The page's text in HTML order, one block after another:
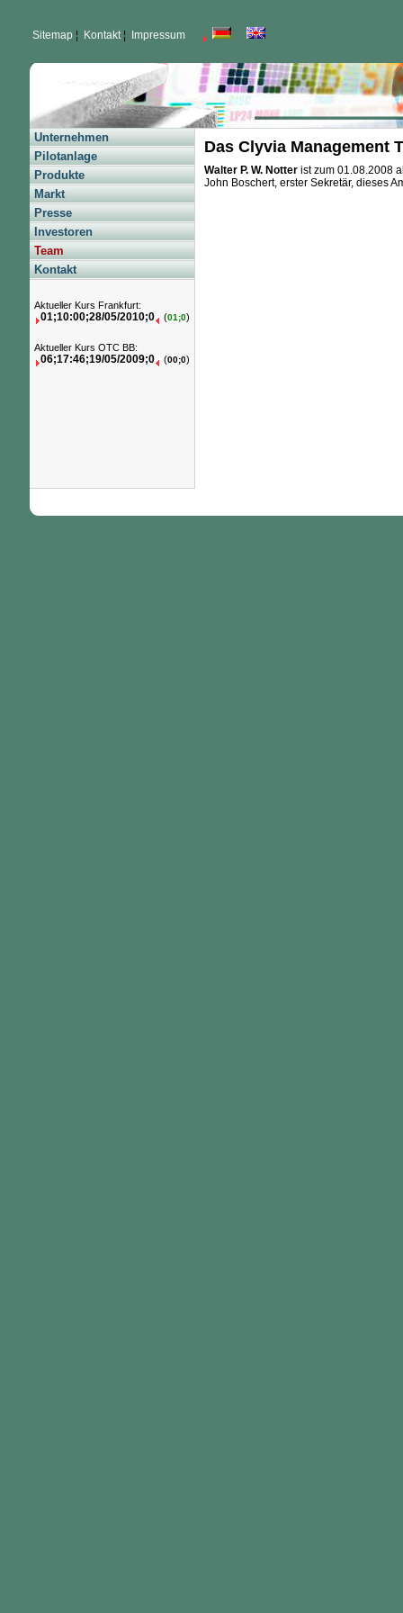
Sitemap¦ Kontakt¦ Impressum
Unternehmen
Pilotanlage
Produkte
Markt
Presse
Investoren
Team
Kontakt
Aktueller Kurs Frankfurt:
01;10:00;28/05/2010;0 (01;0)
Aktueller Kurs OTC BB:
06;17:46;19/05/2009;0 (00;0)
Das Clyvia Management
Walter P. W. Notterist zum 01.08.2008
John Boschert, erster Sekretär, dieses